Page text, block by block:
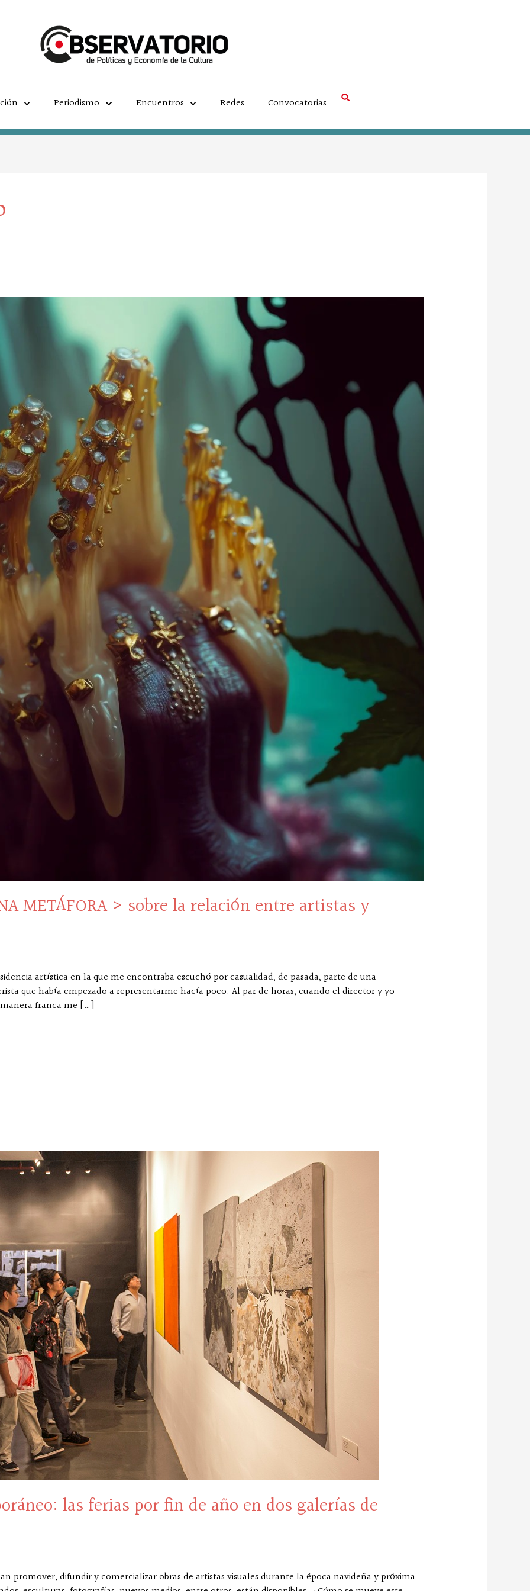
Periodismo Encuentros Redes Convocatorias
METÁFORA > sobre la relación entre artistas y
artística en la que me encontraba escuchó por casualidad, de pasada, parte de una
que había empezado a representarme hacía poco. Al par de horas, cuando el director y yo
franca me […]
las ferias por fin de año en dos galerías de
promover, difundir y comercializar obras de artistas visuales durante la época navideña y próxima